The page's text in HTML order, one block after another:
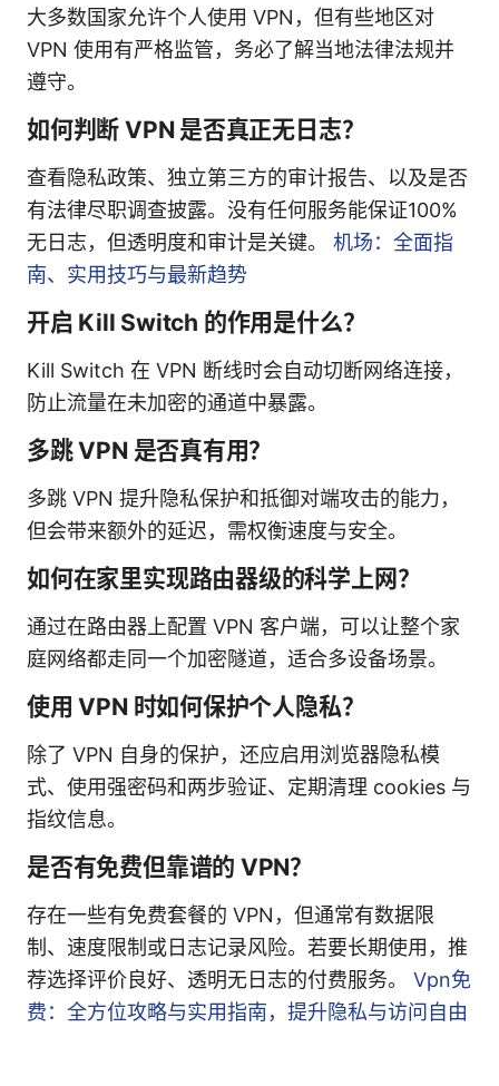
大多数国家允许个人使用 VPN，但有些地区对
VPN 使用有严格监管，务必了解当地法律法规并
遵守。
如何判断 VPN 是否真正无日志？
查看隐私政策、独立第三方的审计报告、以及是否
有法律尽职调查披露。没有任何服务能保证100%
无日志，但透明度和审计是关键。 机场：全面指
南、实用技巧与最新趋势
开启 Kill Switch 的作用是什么？
Kill Switch 在 VPN 断线时会自动切断网络连接，
防止流量在未加密的通道中暴露。
多跳 VPN 是否真有用？
多跳 VPN 提升隐私保护和抵御对端攻击的能力，
但会带来额外的延迟，需权衡速度与安全。
如何在家里实现路由器级的科学上网？
通过在路由器上配置 VPN 客户端，可以让整个家
庭网络都走同一个加密隧道，适合多设备场景。
使用 VPN 时如何保护个人隐私？
除了 VPN 自身的保护，还应启用浏览器隐私模
式、使用强密码和两步验证、定期清理 cookies 与
指纹信息。
是否有免费但靠谱的 VPN？
存在一些有免费套餐的 VPN，但通常有数据限
制、速度限制或日志记录风险。若要长期使用，推
荐选择评价良好、透明无日志的付费服务。 Vpn免
费：全方位攻略与实用指南，提升隐私与访问自由